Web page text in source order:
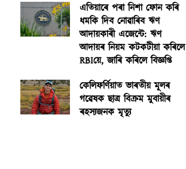
এতিয়াৰে পৰা নিশা ফোন কৰি
ধমকি দিব নোৱাৰিব ঋণ
আদায়কাৰী এজেন্টে: ঋণ
আদায়ৰ নিয়ম কটকটীয়া কৰিলে
RBIয়ে, জাৰি কৰিলে বিজ্ঞপ্তি
কেলিফৰ্ণিয়াত ভাৰতীয় মূলৰ
গৱেষক ছাত্ৰ বিক্ৰম মুবায়ীৰ
ৰহস্যজনক মৃত্যু